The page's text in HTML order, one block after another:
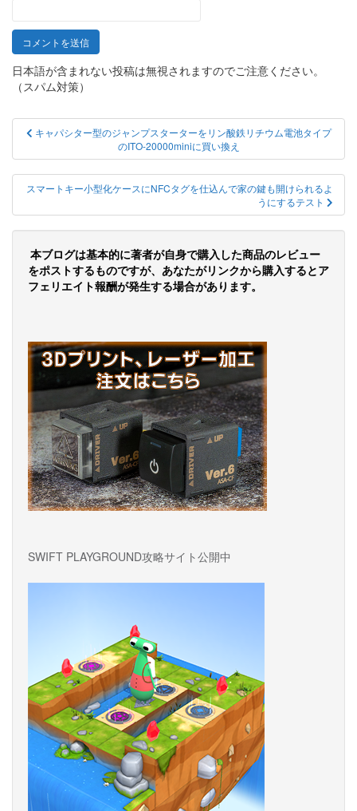
日本語が含まれない投稿は無視されますのでご注意ください。
（スパム対策）
投
稿
ナ
ビ
ゲ
ー
シ
ン
キャパシター型のジャンプスターターをリン酸鉄リチウム電池タイプ
のITO-20000miniに買い換え
スマートキー小型化ケースにNFCタグを仕込んで家の鍵も開けられるよ
うにするテスト
本ブログは基本的に著者が自身で購入した商品のレビュー
をポストするものですが、あなたがリンクから購入するとア
フェリエイト報酬が発生する場合があります。
SWIFT PLAYGROUND攻略サイト公開中